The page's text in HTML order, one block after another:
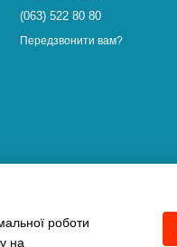
(063) 522 80 80
Передзвонити вам?
роботи
на